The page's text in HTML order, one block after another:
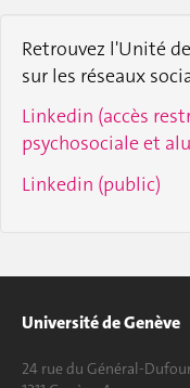
Retrouvez l'Unité
sur les réseaux
Linkedin (accès
psychosociale et
Linkedin (public)
Université de Genève
24 rue du Général-